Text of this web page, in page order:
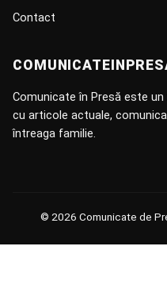
Contact
Comunicate în Presă este
cu articole actuale,
întreaga familie.
© 2026 Comunicate de